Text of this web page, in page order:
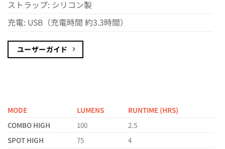
ストラップ: シリコン製
充電: USB（充電時間 約3.3時間）
ユーザーガイド
MODE LUMENS
RUNTIME (HRS)
COMBO HIGH
100
2.5
SPOT HIGH
75
4